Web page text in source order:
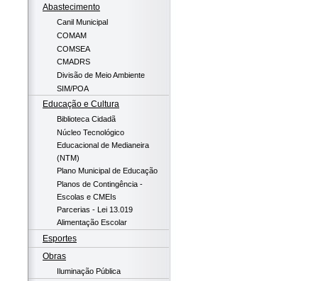
Abastecimento
Canil Municipal
COMAM
COMSEA
CMADRS
Divisão de Meio Ambiente
SIM/POA
Educação e Cultura
Biblioteca Cidadã
Núcleo Tecnológico
Educacional de Medianeira
(NTM)
Plano Municipal de Educação
Planos de Contingência -
Escolas e CMEIs
Parcerias - Lei 13.019
Alimentação Escolar
Esportes
Obras
Iluminação Pública